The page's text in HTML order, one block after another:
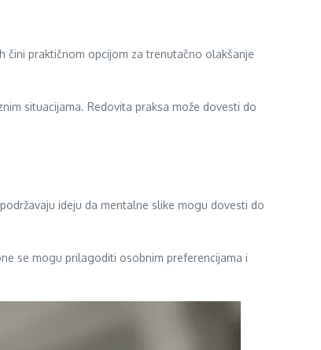
čini praktičnom opcijom za trenutačno olakšanje
situacijama. Redovita praksa može dovesti do
ideju da mentalne slike mogu dovesti do
se mogu prilagoditi osobnim preferencijama i